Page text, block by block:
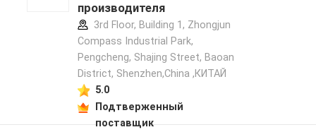
производителя
3rd Floor, Building 1, Zhongjun
Compass Industrial Park,
Pengcheng, Shajing Street, Baoan
District, Shenzhen,China ,КИТАЙ
5.0
Подтверженный
поставщик